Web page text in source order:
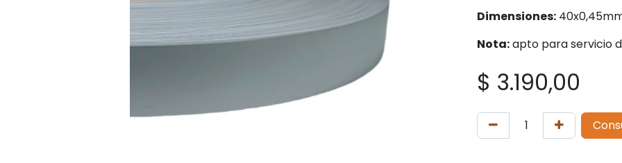
Dimensiones:
Nota:apto para servicio
$ 3.190,00